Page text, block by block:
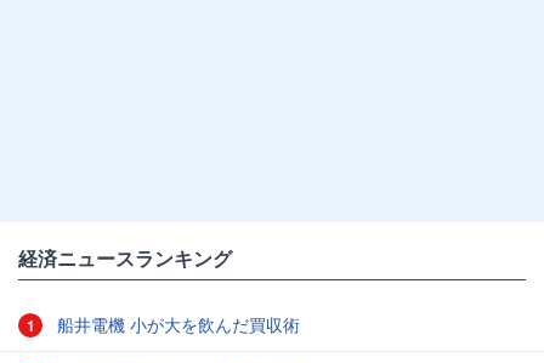
経済ニュースランキング
1 船井電機 小が大を飲んだ買収術